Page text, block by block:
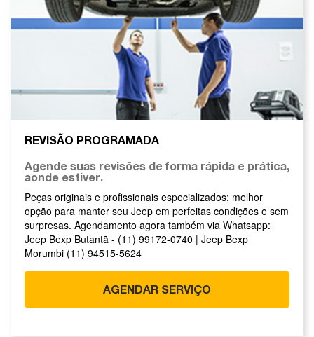
REVISÃO PROGRAMADA
Agende suas revisões de forma rápida e prática,
aonde estiver.
Peças originais e profissionais especializados: melhor
opção para manter seu Jeep em perfeitas condições e sem
surpresas. Agendamento agora também via Whatsapp:
Jeep Bexp Butantã - (11) 99172-0740 | Jeep Bexp
Morumbi (11) 94515-5624
AGENDAR SERVIÇO